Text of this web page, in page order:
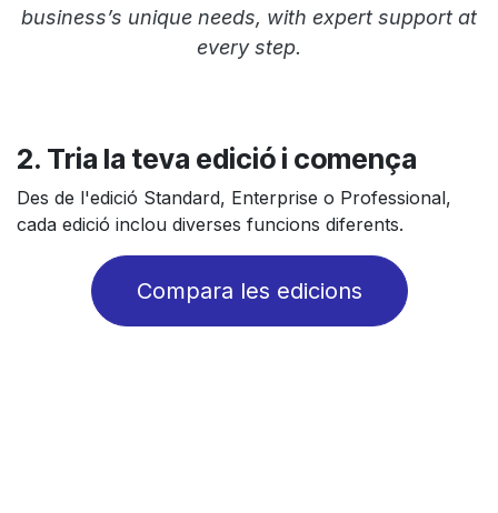
business’s unique needs, with expert support at
every step.
2. Tria la teva edició i comença
Des de l'edició Standard, Enterprise o Professional,
cada edició inclou diverses funcions diferents.
Compara les edicions